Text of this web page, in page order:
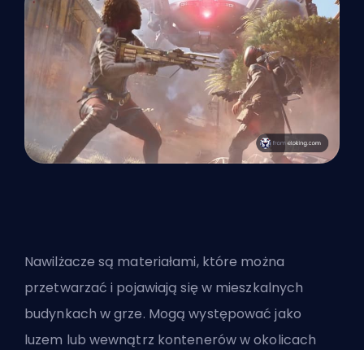
Nawilżacze są materiałami, które można
przetwarzać i pojawiają się w mieszkalnych
budynkach w grze. Mogą występować jako
luzem lub wewnątrz kontenerów w okolicach